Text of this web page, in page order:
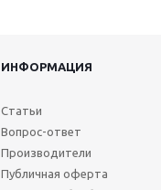
ИНФОРМАЦИЯ
Статьи
Вопрос-ответ
Производители
Публичная оферта